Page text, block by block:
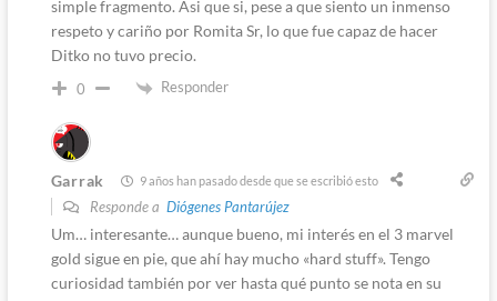
simple fragmento. Asi que si, pese a que siento un inmenso
respeto y cariño por Romita Sr, lo que fue capaz de hacer
Ditko no tuvo precio.
0 Responder
Garrak 9 años han pasado desde que se escribió esto
Responde a Diógenes Pantarújez
Um… interesante… aunque bueno, mi interés en el 3 marvel
gold sigue en pie, que ahí hay mucho «hard stuff». Tengo
curiosidad también por ver hasta qué punto se nota en su